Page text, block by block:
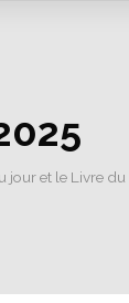
jour et le Livre du